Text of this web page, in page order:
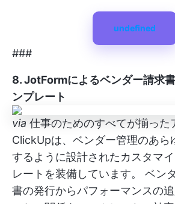
undefined
###
8. JotFormによるベンダー請求
ンプレート
via 仕事のためのすべてが揃った
ClickUpは、ベンダー管理のあら
するように設計されたカスタマ
レートを装備しています。 ベン
書の発行からパフォーマンスの